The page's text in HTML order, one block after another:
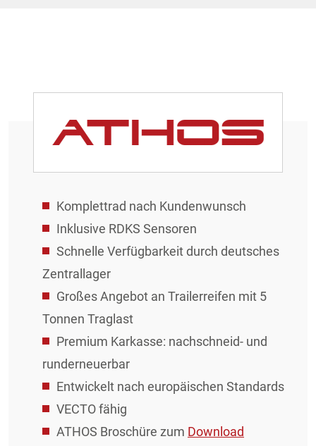
Komplettrad nach Kundenwunsch
Inklusive RDKS Sensoren
Schnelle Verfügbarkeit durch deutsches
Zentrallager
Großes Angebot an Trailerreifen mit 5
Tonnen Traglast
Premium Karkasse: nachschneid- und
runderneuerbar
Entwickelt nach europäischen Standards
VECTO fähig
ATHOS Broschüre zum Download